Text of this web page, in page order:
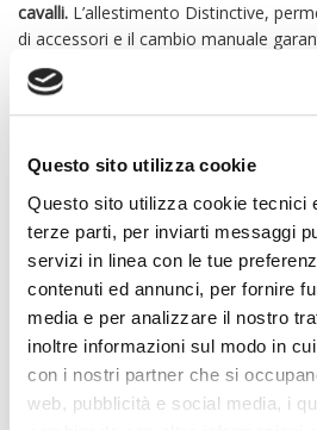
Questo sito utilizza cookie
Questo sito utilizza cookie tecnici
terze parti, per inviarti messaggi
servizi in linea con le tue
contenuti ed annunci, per fornire
media e per analizzare il nostro
inoltre informazioni sul modo in
con i nostri partner che si
web, pubblicità e social media, i
cavalli. L’allestimento Distinctive,
di accessori e il cambio manuale
di sportività tipica Alfa Romeo.